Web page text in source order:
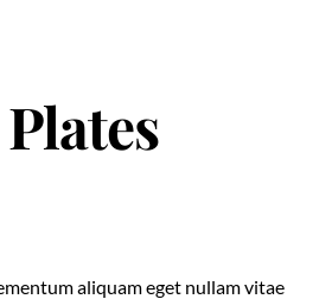
aliquam eget nullam vitae